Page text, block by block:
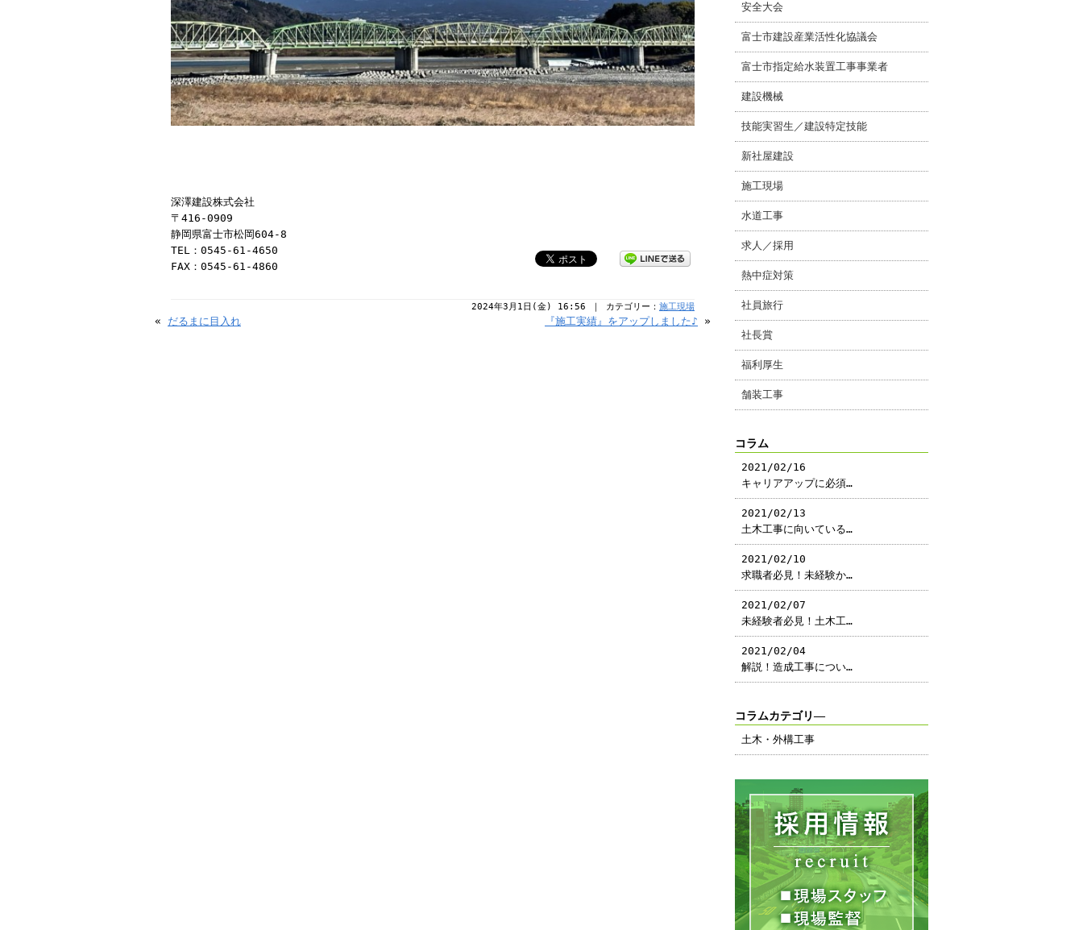
深澤建設株式会社
〒416-0909
静岡県富士市松岡604-8
TEL：0545-61-4650
FAX：0545-61-4860
2024年3月1日(金) 16:56 ｜ カテゴリー： 施工現場
« だるまに目入れ 『施工実績』をアップしました♪ »
安全大会
富士市建設産業活性化協議会
富士市指定給水装置工事事業者
建設機械
技能実習生／建設特定技能
新社屋建設
施工現場
水道工事
求人／採用
熱中症対策
社員旅行
社長賞
福利厚生
舗装工事
コラム
2021/02/16
キャリアアップに必須…
2021/02/13
土木工事に向いている…
2021/02/10
求職者必見！未経験か…
2021/02/07
未経験者必見！土木工…
2021/02/04
解説！造成工事につい…
コラムカテゴリ―
土木・外構工事